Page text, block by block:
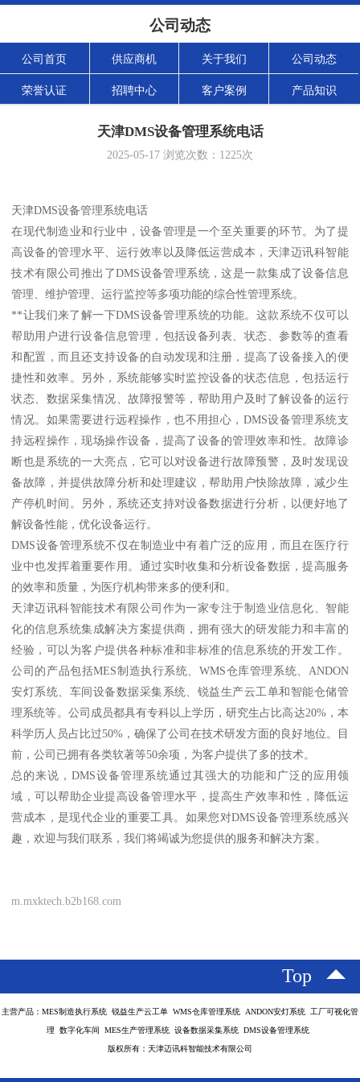
公司动态
公司首页 供应商机 关于我们 公司动态
荣誉认证 招聘中心 客户案例 产品知识
天津DMS设备管理系统电话
2025-05-17 浏览次数： 1225次
天津DMS设备管理系统电话
在现代制造业和行业中，设备管理是一个至关重要的环节。为了提
高设备的管理水平、运行效率以及降低运营成本，天津迈讯科智能
技术有限公司推出了DMS设备管理系统，这是一款集成了设备信息
管理、维护管理、运行监控等多项功能的综合性管理系统。
**让我们来了解一下DMS设备管理系统的功能。这款系统不仅可以
帮助用户进行设备信息管理，包括设备列表、状态、参数等的查看
和配置，而且还支持设备的自动发现和注册，提高了设备接入的便
捷性和效率。另外，系统能够实时监控设备的状态信息，包括运行
状态、数据采集情况、故障报警等，帮助用户及时了解设备的运行
情况。如果需要进行远程操作，也不用担心，DMS设备管理系统支
持远程操作，现场操作设备，提高了设备的管理效率和性。故障诊
断也是系统的一大亮点，它可以对设备进行故障预警，及时发现设
备故障，并提供故障分析和处理建议，帮助用户快除故障，减少生
产停机时间。另外，系统还支持对设备数据进行分析，以便好地了
解设备性能，优化设备运行。
DMS设备管理系统不仅在制造业中有着广泛的应用，而且在医疗行
业中也发挥着重要作用。通过实时收集和分析设备数据，提高服务
的效率和质量，为医疗机构带来多的便利和。
天津迈讯科智能技术有限公司作为一家专注于制造业信息化、智能
化的信息系统集成解决方案提供商，拥有强大的研发能力和丰富的
经验，可以为客户提供各种标准和非标准的信息系统的开发工作。
公司的产品包括MES制造执行系统、WMS仓库管理系统、ANDON
安灯系统、车间设备数据采集系统、锐益生产云工单和智能仓储管
理系统等。公司成员都具有专科以上学历，研究生占比高达20%，本
科学历人员占比过50%，确保了公司在技术研发方面的良好地位。目
前，公司已拥有各类软著等50余项，为客户提供了多的技术。
总的来说，DMS设备管理系统通过其强大的功能和广泛的应用领
域，可以帮助企业提高设备管理水平，提高生产效率和性，降低运
营成本，是现代企业的重要工具。如果您对DMS设备管理系统感兴
趣，欢迎与我们联系，我们将竭诚为您提供的服务和解决方案。
m.mxktech.b2b168.com
Top
主营产品：MES制造执行系统 锐益生产云工单 WMS仓库管理系统 ANDON安灯系统 工厂可视化管
理 数字化车间 MES生产管理系统 设备数据采集系统 DMS设备管理系统
版权所有：天津迈讯科智能技术有限公司